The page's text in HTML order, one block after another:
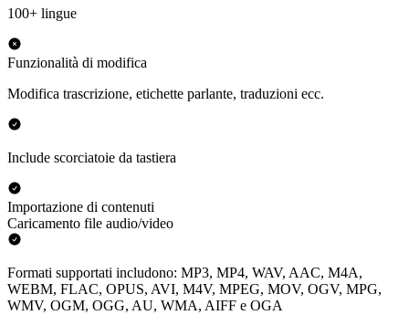
100+ lingue
Funzionalità di modifica
Modifica trascrizione, etichette parlante, traduzioni ecc.
Include scorciatoie da tastiera
Importazione di contenuti
Caricamento file audio/video
Formati supportati includono: MP3, MP4, WAV, AAC, M4A,
WEBM, FLAC, OPUS, AVI, M4V, MPEG, MOV, OGV, MPG,
WMV, OGM, OGG, AU, WMA, AIFF e OGA